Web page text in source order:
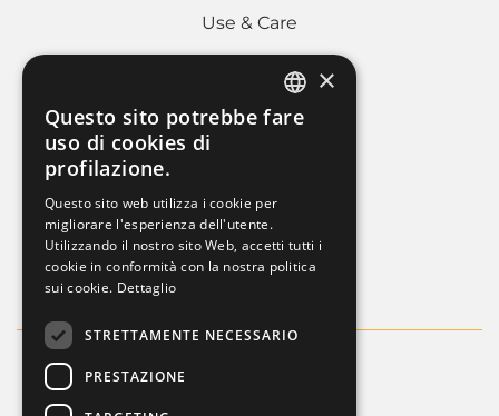
Use & Care
AREA LEGALE
Cookies policy
Whistleblowing
Dati societari
ITALIAN
×
Questo sito potrebbe fare
uso di cookies di
profilazione.
Questo sito web utilizza i cookie per
migliorare l'esperienza dell'utente.
Utilizzando il nostro sito Web, accetti tutti i
cookie in conformità con la nostra politica
sui cookie. Dettaglio
STRETTAMENTE NECESSARIO
PRESTAZIONE